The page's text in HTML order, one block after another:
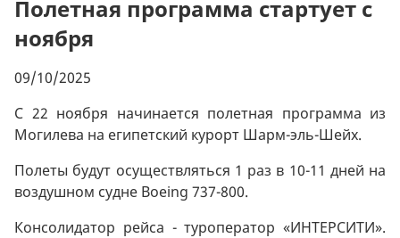
Полетная программа стартует с
ноября
09/10/2025
С 22 ноября начинается полетная программа из
Могилева на египетский курорт Шарм-эль-Шейх.
Полеты будут осуществляться 1 раз в 10-11 дней на
воздушном судне Boeing 737-800.
Консолидатор рейса - туроператор «ИНТЕРСИТИ».